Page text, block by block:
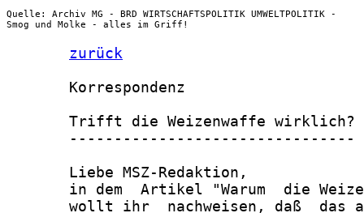
Quelle: Archiv MG - BRD WIRTSCHAFTSPOLITIK UMWELTPOLITIK -
Smog und Molke - alles im Griff!
zurück